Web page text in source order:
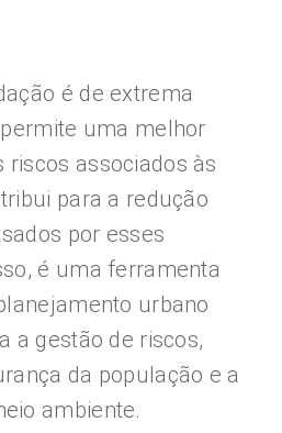
é de extrema
uma melhor
riscos associados às
para a redução
por esses
é uma ferramenta
urbano
a gestão de riscos,
da população e a
ambiente.